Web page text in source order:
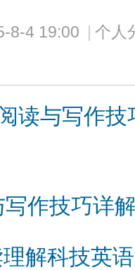
8-4 19:00
个人
读与写作
写作技巧详
解科技英